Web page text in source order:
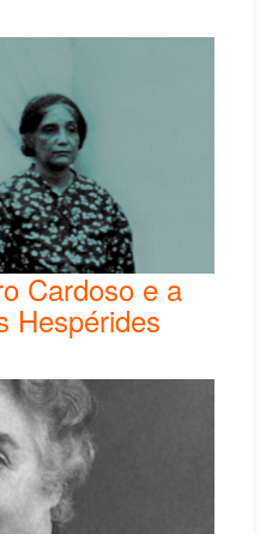
Cardoso e a
Hespérides